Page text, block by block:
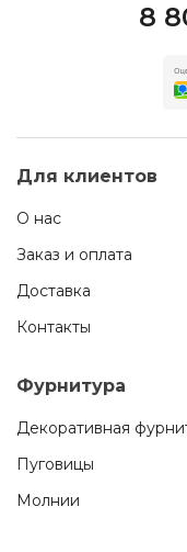
8
Для клиентов
О нас
Заказ и оплата
Доставка
Контакты
Фурнитура
Декоративная
Пуговицы
Молнии